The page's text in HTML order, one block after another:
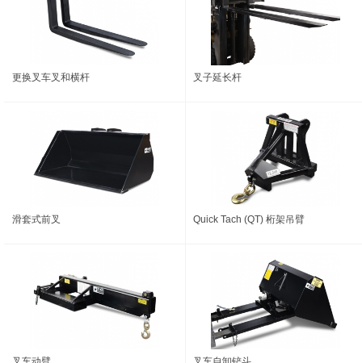
更换叉车叉和横杆 叉子延长杆
滑套式前叉 Quick Tach (QT) 桁架吊臂